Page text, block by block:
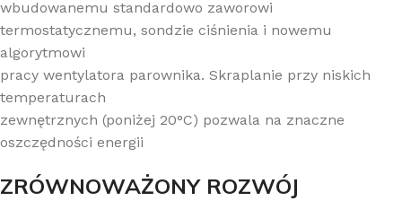
wbudowanemu standardowo zaworowi
termostatycznemu, sondzie ciśnienia i nowemu
algorytmowi
pracy wentylatora parownika. Skraplanie przy niskich
temperaturach
zewnętrznych (poniżej 20°C) pozwala na znaczne
oszczędności energii
ZRÓWNOWAŻONY ROZWÓJ